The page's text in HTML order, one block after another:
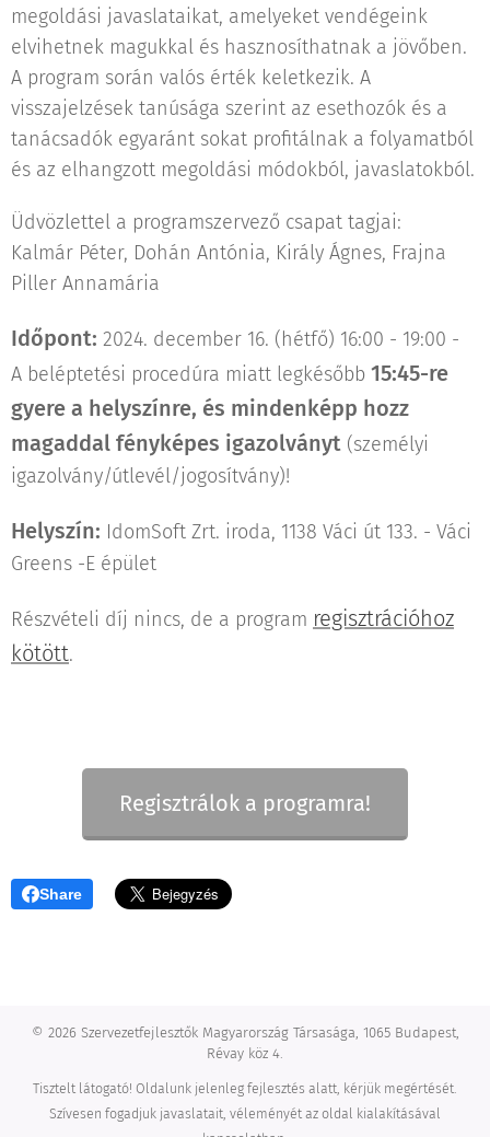
megoldási javaslataikat, amelyeket vendégeink
elvihetnek magukkal és hasznosíthatnak a jövőben.
A program során valós érték keletkezik. A
visszajelzések tanúsága szerint az esethozók és a
tanácsadók egyaránt sokat profitálnak a folyamatból
és az elhangzott megoldási módokból, javaslatokból.
Üdvözlettel a programszervező csapat tagjai:
Kalmár Péter, Dohán Antónia, Király Ágnes, Frajna
Piller Annamária
Időpont: 2024. december 16. (hétfő) 16:00 - 19:00 -
A beléptetési procedúra miatt legkésőbb 15:45-re
gyere a helyszínre, és mindenképp hozz
magaddal fényképes igazolványt (személyi
igazolvány/útlevél/jogosítvány)!
Helyszín: IdomSoft Zrt. iroda, 1138 Váci út 133. - Váci
Greens -E épület
Részvételi díj nincs, de a program regisztrációhoz
kötött.
Regisztrálok a programra!
Share
© 2026 Szervezetfejlesztők Magyarország Társasága, 1065 Budapest,
Révay köz 4.
Tisztelt látogató! Oldalunk jelenleg fejlesztés alatt, kérjük megértését.
Szívesen fogadjuk javaslatait, véleményét az oldal kialakításával